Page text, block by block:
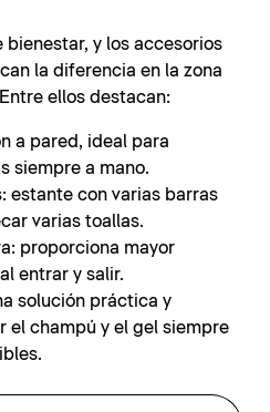
bienestar, y los accesorios
la diferencia en la zona
ellos destacan:
a pared, ideal para
siempre a mano.
estante con varias barras
varias toallas.
proporciona mayor
entrar y salir.
solución práctica y
el champú y el gel siempre